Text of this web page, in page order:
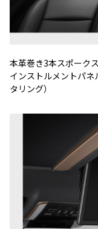
本革巻き3本スポーク
インストルメントパネ
タリング）